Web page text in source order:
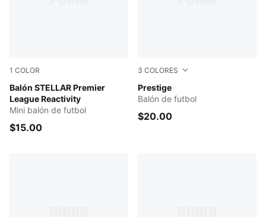
1 COLOR
Balón STELLAR Premier
League Reactivity
PUMA White-multicolor
Mini balón de futbol
$15.00
3 COLORES
Prestige
PUMA White-PUMA Black
Balón de futbol
$20.00